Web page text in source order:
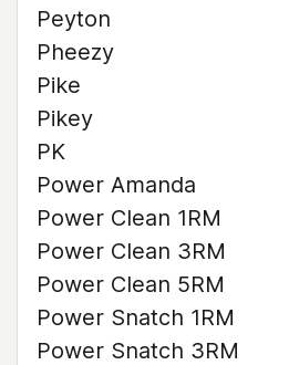
Peyton
Pheezy
Pike
Pikey
PK
Power Amanda
Power Clean 1RM
Power Clean 3RM
Power Clean 5RM
Power Snatch 1RM
Power Snatch 3RM